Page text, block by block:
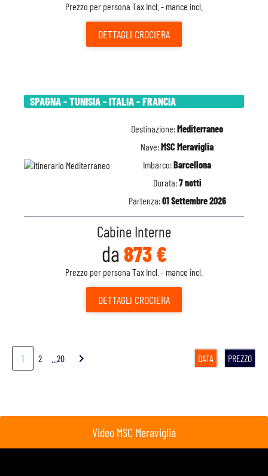
Prezzo per persona Tax Incl. - mance incl.
DETTAGLI CROCIERA
SPAGNA - TUNISIA - ITALIA - FRANCIA
Destinazione:Mediterraneo
Nave:MSC Meraviglia
Imbarco:Barcellona
Durata:7 notti
Partenza:01 Settembre 2026
Cabine Interne
da 873 €
Prezzo per persona Tax Incl. - mance incl.
DETTAGLI CROCIERA
1 2 ...20 chevron_right DATA PREZZO
Video MSC Meraviglia